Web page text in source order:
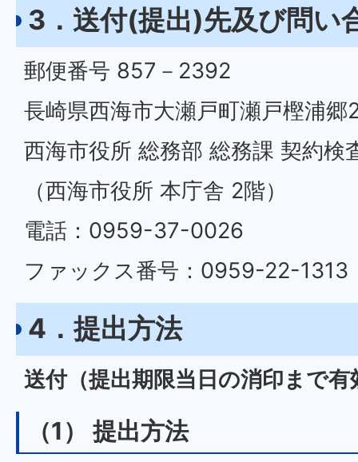
3．送付(提出)先及び問い
郵便番号 857－2392
長崎県西海市大瀬戸町瀬戸樫浦郷
西海市役所 総務部 総務課 契約検
（西海市役所 本庁舎 2階）
電話：0959-37-0026
ファックス番号：0959-22-1313
4．提出方法
送付（提出期限当日の消印まで有
（1） 提出方法